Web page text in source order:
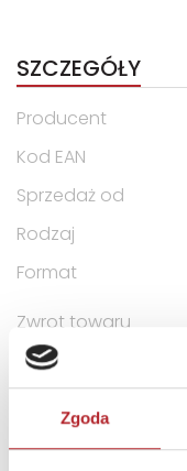
Zgoda
SZCZEGÓŁY
Producent
Kod EAN
Sprzedaż od
Rodzaj
Format
Zwrot towaru
DANE OSOBY
Nazwa